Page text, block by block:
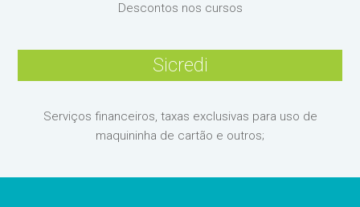
Descontos nos cursos
Sicredi
Serviços financeiros, taxas exclusivas para uso de
maquininha de cartão e outros;